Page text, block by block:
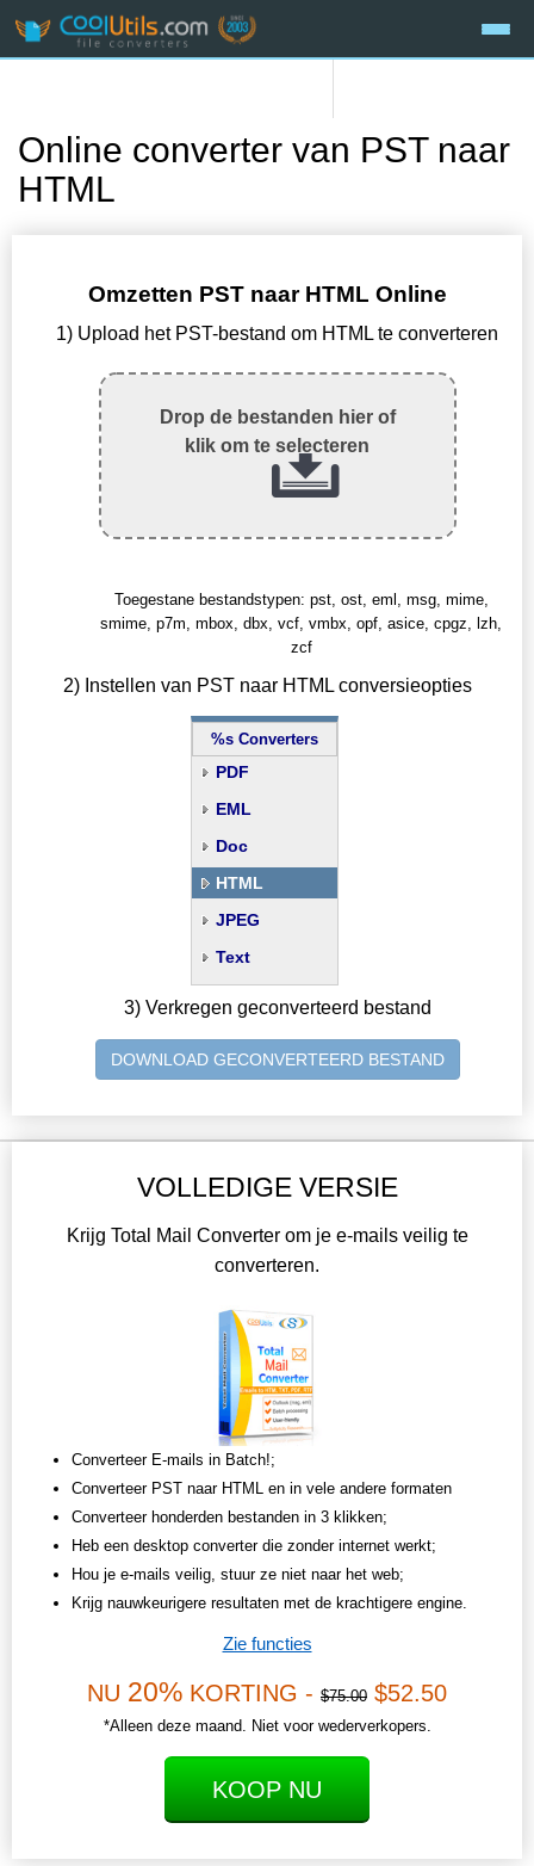
Online converter van PST naar
HTML
Omzetten PST naar HTML Online
1) Upload het PST-bestand om HTML te converteren
Drop de bestanden hier of
klik om te selecteren
Toegestane bestandstypen: pst, ost, eml, msg, mime,
smime, p7m, mbox, dbx, vcf, vmbx, opf, asice, cpgz, lzh,
zcf
2) Instellen van PST naar HTML conversieopties
%s Converters
PDF
EML
Doc
HTML
JPEG
Text
3) Verkregen geconverteerd bestand
DOWNLOAD GECONVERTEERD BESTAND
VOLLEDIGE VERSIE
Krijg Total Mail Converter om je e-mails veilig te
converteren.
Converteer E-mails in Batch!;
Converteer PST naar HTML en in vele andere formaten
Converteer honderden bestanden in 3 klikken;
Heb een desktop converter die zonder internet werkt;
Hou je e-mails veilig, stuur ze niet naar het web;
Krijg nauwkeurigere resultaten met de krachtigere engine.
Zie functies
NU 20% KORTING - $75.00 $52.50
*Alleen deze maand. Niet voor wederverkopers.
KOOP NU